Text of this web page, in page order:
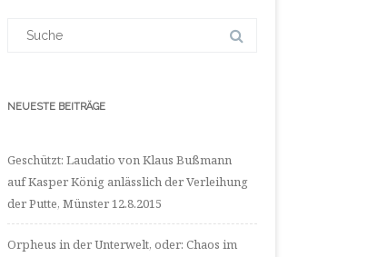
für:
NEUESTE BEITRÄGE
Geschützt: Laudatio von Klaus Bußmann
auf Kasper König anlässlich der Verleihung
der Putte, Münster 12.8.2015
Orpheus in der Unterwelt, oder: Chaos im